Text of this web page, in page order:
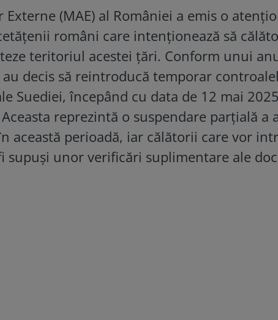
(MAE) al României a emis o
români care intenționează să
teritoriul acestei țări. Conform unui
decis să reintroducă temporar
Suediei, începând cu data de 12 mai
reprezintă o suspendare parțială a
această perioadă, iar călătorii care vor
supuși unor verificări suplimentare ale